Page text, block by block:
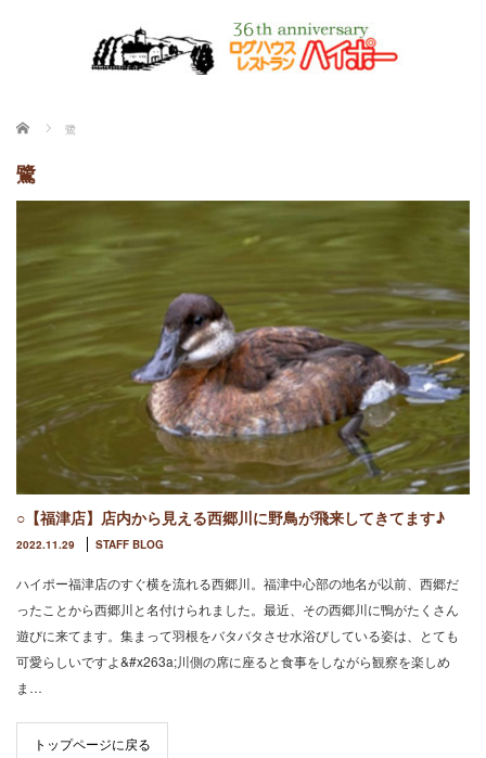
ホーム 鷺
鷺
○【福津店】店内から見える西郷川に野鳥が飛来してきてます♪
2022.11.29 STAFF BLOG
ハイポー福津店のすぐ横を流れる西郷川。福津中心部の地名が以前、西郷だ
ったことから西郷川と名付けられました。最近、その西郷川に鴨がたくさん
遊びに来てます。集まって羽根をバタバタさせ水浴びしている姿は、とても
可愛らしいですよ&#x263a;川側の席に座ると食事をしながら観察を楽しめ
ま…
トップページに戻る